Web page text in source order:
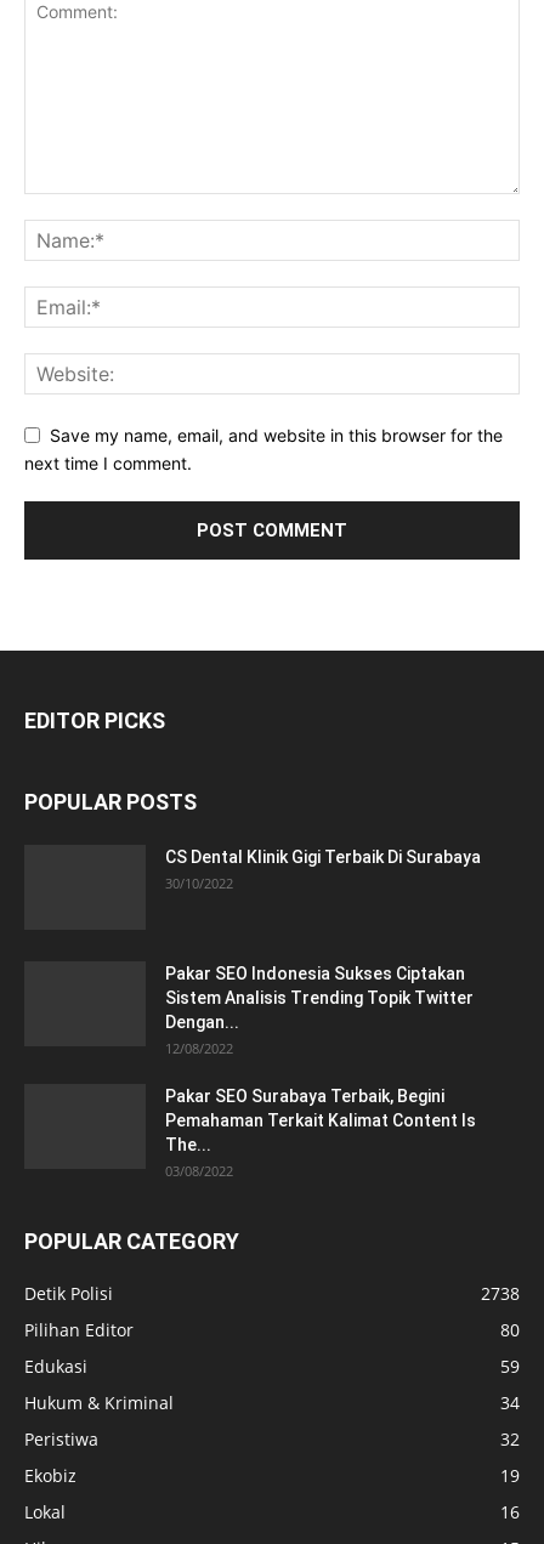
Save my name, email, and website in this browser for the
next time I comment.
EDITOR PICKS
POPULAR POSTS
CS Dental Klinik Gigi Terbaik Di Surabaya
30/10/2022
Pakar SEO Indonesia Sukses Ciptakan
Sistem Analisis Trending Topik Twitter
Dengan...
12/08/2022
Pakar SEO Surabaya Terbaik, Begini
Pemahaman Terkait Kalimat Content Is
The...
03/08/2022
POPULAR CATEGORY
Detik Polisi
2738
Pilihan Editor
80
Edukasi
59
Hukum & Kriminal
34
Peristiwa
32
Ekobiz
19
Lokal
16